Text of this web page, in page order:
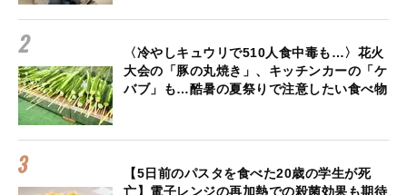
〈冷やしキュウリで510人食中毒も…〉花火
大会の「豚の丸焼き」、キッチンカーの「ケ
バブ」も…酷暑の夏祭りで注意したい食べ物
【5日前のパスタを食べた20歳の学生が死
亡】電子レンジの再加熱での殺菌効果も期待